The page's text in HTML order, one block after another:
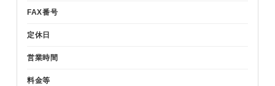
FAX番号
定休日
営業時間
料金等